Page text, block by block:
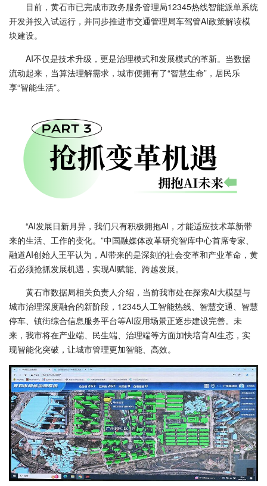
目前，黄石市已完成市政务服务管理局12345热线智能派单系统
开发并投入试运行，并同步推进市交通管理局车驾管AI政策解读模
块建设。
AI不仅是技术升级，更是治理模式和发展模式的革新。当数据
流动起来，当算法理解需求，城市便拥有了“智慧生命”，居民乐
享“智能生活”。
“AI发展日新月异，我们只有积极拥抱AI，才能适应技术革新带
来的生活、工作的变化。”中国融媒体改革研究智库中心首席专家、
融道AI创始人王平认为，AI带来的是深刻的社会变革和产业革命，黄
石必须抢抓发展机遇，实现AI赋能、跨越发展。
黄石市数据局相关负责人介绍，当前我市处在探索AI大模型与
城市治理深度融合的新阶段，12345人工智能热线、智慧交通、智慧
停车、镇街综合信息服务平台等AI应用场景正逐步建设完善。未
来，我市将在产业端、民生端、治理端等方面加快培育AI生态，实
现智能化突破，让城市管理更加智能、高效。